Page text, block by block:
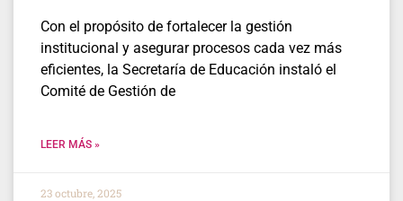
Con el propósito de fortalecer la gestión
institucional y asegurar procesos cada vez más
eficientes, la Secretaría de Educación instaló el
Comité de Gestión de
LEER MÁS »
23 octubre, 2025